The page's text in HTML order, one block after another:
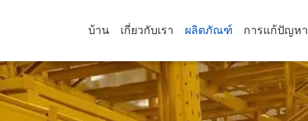
บ้าน เกี่ยวกับเรา ผลิตภัณฑ์ การแก้ปัญหา